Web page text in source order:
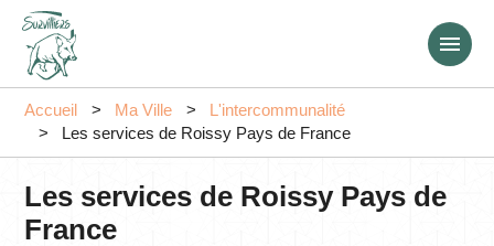
Accueil Ma Ville
L'intercommunalité
Les services de Roissy Pays de France
Les services de Roissy Pays de
France